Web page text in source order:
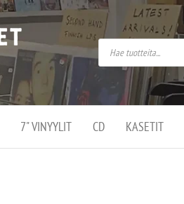
Stupido
Market –
verkossa
ja
kivijalassa
Stupido Market on
vaihtoehtomusaan
erikoistunut
verkko- sekä
kivijalkakauppa
Helsingissä
Kallion
7" VINYYLIT CD KASETIT